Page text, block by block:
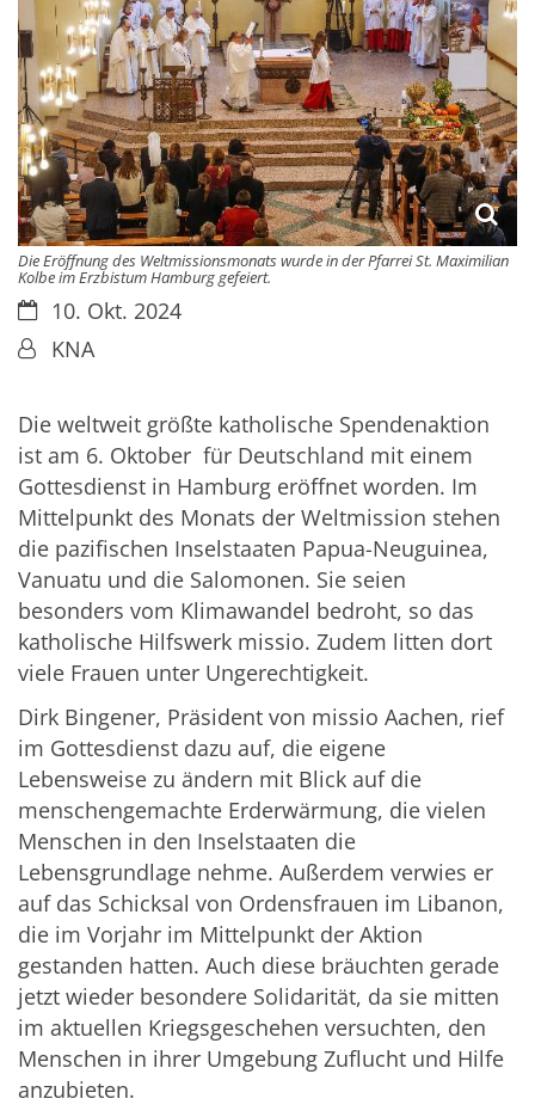
Die Eröffnung des Weltmissionsmonats wurde in der Pfarrei St. Maximilian
Kolbe im Erzbistum Hamburg gefeiert.
Datum:10. Okt. 2024
Von:KNA
Die weltweit größte katholische Spendenaktion
ist am 6. Oktober für Deutschland mit einem
Gottesdienst in Hamburg eröffnet worden. Im
Mittelpunkt des Monats der Weltmission stehen
die pazifischen Inselstaaten Papua-Neuguinea,
Vanuatu und die Salomonen. Sie seien
besonders vom Klimawandel bedroht, so das
katholische Hilfswerk missio. Zudem litten dort
viele Frauen unter Ungerechtigkeit.
Dirk Bingener, Präsident von missio Aachen, rief
im Gottesdienst dazu auf, die eigene
Lebensweise zu ändern mit Blick auf die
menschengemachte Erderwärmung, die vielen
Menschen in den Inselstaaten die
Lebensgrundlage nehme. Außerdem verwies er
auf das Schicksal von Ordensfrauen im Libanon,
die im Vorjahr im Mittelpunkt der Aktion
gestanden hatten. Auch diese bräuchten gerade
jetzt wieder besondere Solidarität, da sie mitten
im aktuellen Kriegsgeschehen versuchten, den
Menschen in ihrer Umgebung Zuflucht und Hilfe
anzubieten.